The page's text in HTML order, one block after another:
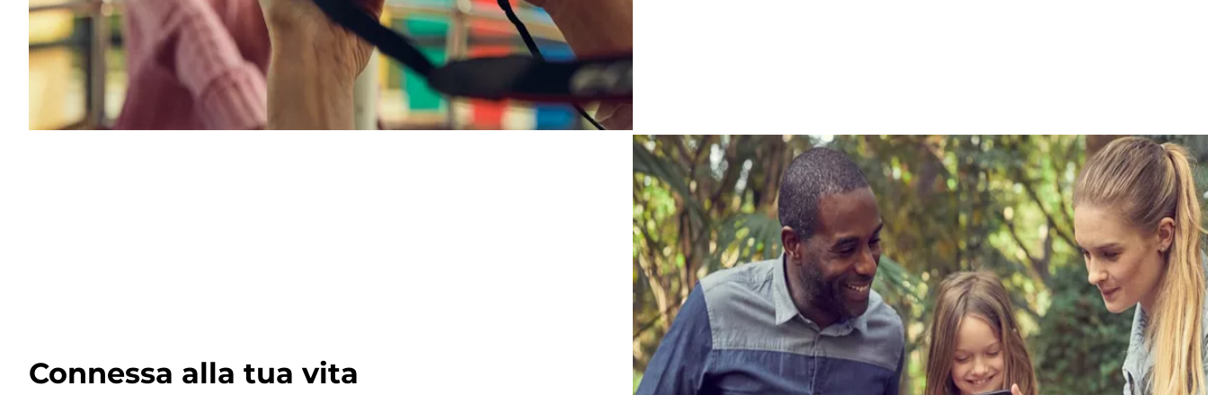
Connessa alla tua vita